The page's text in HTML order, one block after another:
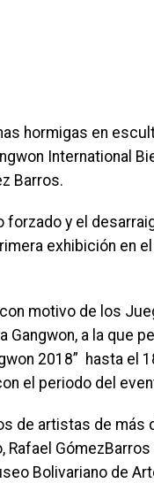
hormigas en
International
Barros.
forzado y el
exhibición en
motivo de los
Gangwon, a la que
2018” hasta el
el periodo del
de artistas de más
Rafael
Bolivariano de